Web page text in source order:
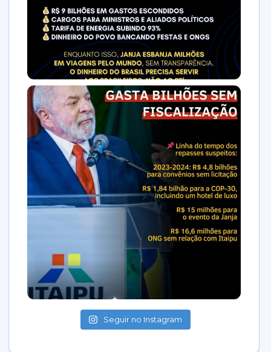
Seguir no Instagram